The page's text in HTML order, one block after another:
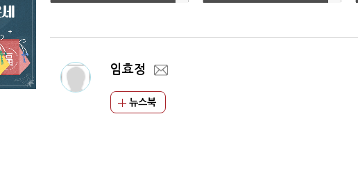
임효정
뉴스북